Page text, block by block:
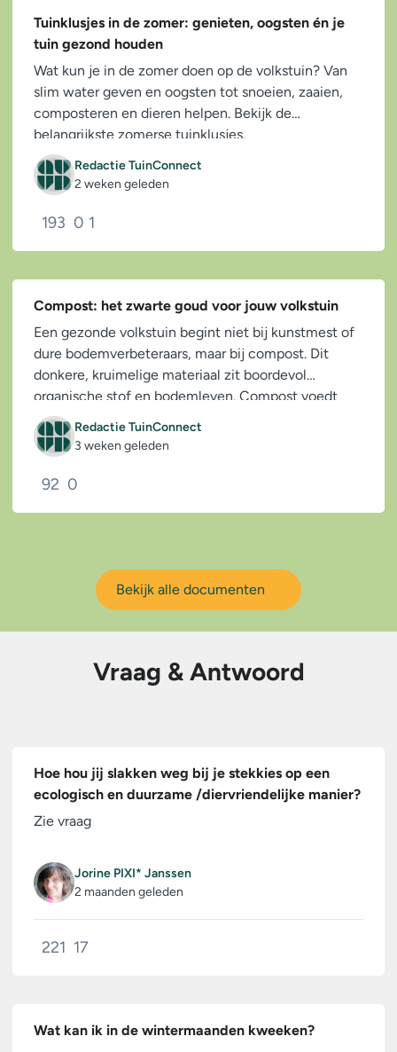
Tuinklusjes in de zomer: genieten, oogsten én je
tuin gezond houden
Wat kun je in de zomer doen op de volkstuin? Van
slim water geven en oogsten tot snoeien, zaaien,
composteren en dieren helpen. Bekijk de
belangrijkste zomerse tuinklusjes.
Redactie TuinConnect
2 weken geleden
193 0 1
Compost: het zwarte goud voor jouw volkstuin
Een gezonde volkstuin begint niet bij kunstmest of
dure bodemverbeteraars, maar bij compost. Dit
donkere, kruimelige materiaal zit boordevol
organische stof en bodemleven. Compost voedt
niet...
Redactie TuinConnect
3 weken geleden
92 0
Bekijk alle documenten
Vraag & Antwoord
Hoe hou jij slakken weg bij je stekkies op een
ecologisch en duurzame /diervriendelijke manier?
Zie vraag
Jorine PIXI* Janssen
2 maanden geleden
221 17
Wat kan ik in de wintermaanden kweeken?